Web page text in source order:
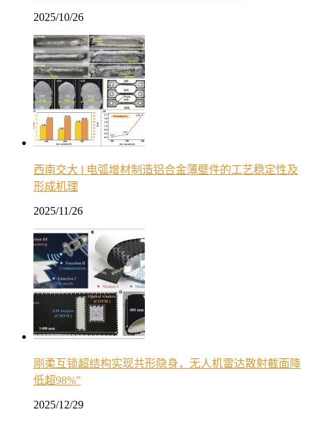
2025/10/26
西南交大 l 电弧增材制造铝合金薄壁件的工艺稳定性及
形成机理
2025/11/26
刚柔互锁超结构实现共形隐身，无人机雷达散射截面降
低超98%”
2025/12/29